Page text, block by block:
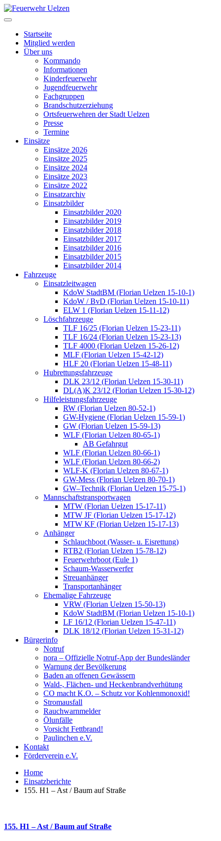
Startseite
Mitglied werden
Über uns
Kommando
Informationen
Kinderfeuerwehr
Jugendfeuerwehr
Fachgruppen
Brandschutzerziehung
Ortsfeuerwehren der Stadt Uelzen
Presse
Termine
Einsätze
Einsätze 2026
Einsätze 2025
Einsätze 2024
Einsätze 2023
Einsätze 2022
Einsatzarchiv
Einsatzbilder
Einsatzbilder 2020
Einsatzbilder 2019
Einsatzbilder 2018
Einsatzbilder 2017
Einsatzbilder 2016
Einsatzbilder 2015
Einsatzbilder 2014
Fahrzeuge
Einsatzleitwagen
KdoW StadtBM (Florian Uelzen 15-10-1)
KdoW / BvD (Florian Uelzen 15-10-11)
ELW 1 (Florian Uelzen 15-11-12)
Löschfahrzeuge
TLF 16/25 (Florian Uelzen 15-23-11)
TLF 16/24 (Florian Uelzen 15-23-13)
TLF 4000 (Florian Uelzen 15-26-12)
MLF (Florian Uelzen 15-42-12)
HLF 20 (Florian Uelzen 15-48-11)
Hubrettungsfahrzeuge
DLK 23/12 (Florian Uelzen 15-30-11)
DL(A)K 23/12 (Florian Uelzen 15-30-12)
Hilfeleistungsfahrzeuge
RW (Florian Uelzen 80-52-1)
GW-Hygiene (Florian Uelzen 15-59-1)
GW (Florian Uelzen 15-59-13)
WLF (Florian Uelzen 80-65-1)
AB Gefahrgut
WLF (Florian Uelzen 80-66-1)
WLF (Florian Uelzen 80-66-2)
WLF-K (Florian Uelzen 80-67-1)
GW-Mess (Florian Uelzen 80-70-1)
GW–Technik (Florian Uelzen 15-75-1)
Mannschaftstransportwagen
MTW (Florian Uelzen 15-17-11)
MTW JF (Florian Uelzen 15-17-12)
MTW KF (Florian Uelzen 15-17-13)
Anhänger
Schlauchboot (Wasser- u. Eisrettung)
RTB2 (Florian Uelzen 15-78-12)
Feuerwehrboot (Eule 1)
Schaum-Wasserwerfer
Streuanhänger
Transportanhänger
Ehemalige Fahrzeuge
VRW (Florian Uelzen 15-50-13)
KdoW StadtBM (Florian Uelzen 15-10-1)
LF 16/12 (Florian Uelzen 15-47-11)
DLK 18/12 (Florian Uelzen 15-31-12)
Bürgerinfo
Notruf
nora – Offizielle Notruf-App der Bundesländer
Warnung der Bevölkerung
Baden an offenen Gewässern
Wald-, Flächen- und Heckenbrandverhütung
CO macht K.O. – Schutz vor Kohlenmonoxid!
Stromausfall
Rauchwarnmelder
Ölunfälle
Vorsicht Fettbrand!
Paulinchen e.V.
Kontakt
Förderverein e.V.
Home
Einsatzberichte
155. H1 – Ast / Baum auf Straße
155. H1 – Ast / Baum auf Straße